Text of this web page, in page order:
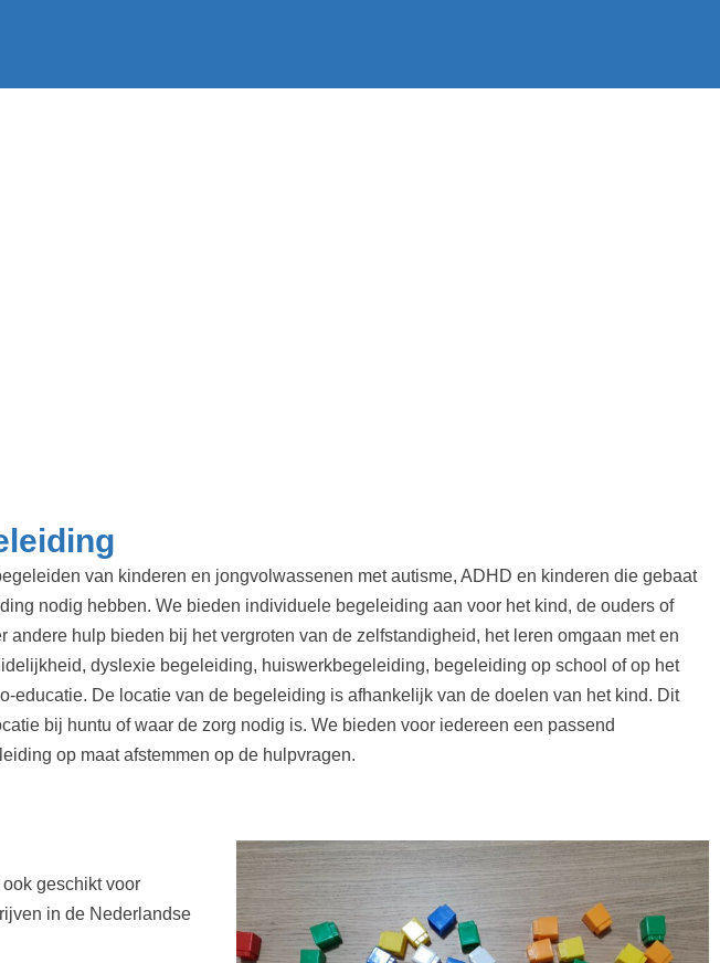
van kinderen en jongvolwassenen met autisme, ADHD en kinderen die gebaat
nodig hebben. We bieden individuele begeleiding aan voor het kind, de ouders of
andere hulp bieden bij het vergroten van de zelfstandigheid, het leren omgaan met en
dyslexie begeleiding, huiswerkbegeleiding, begeleiding op school of op het
educatie. De locatie van de begeleiding is afhankelijk van de doelen van het kind. Dit
bij huntu of waar de zorg nodig is. We bieden voor iedereen een passend
op maat afstemmen op de hulpvragen.
geschikt voor
in de Nederlandse